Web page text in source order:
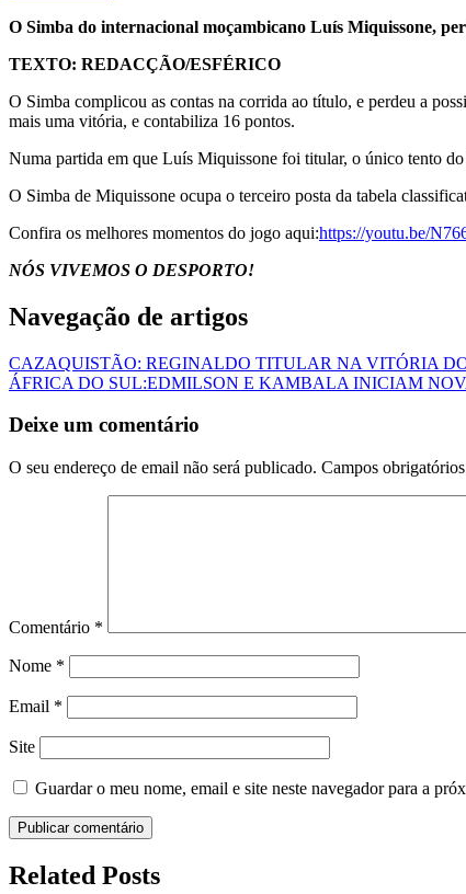
O Simba do internacional moçambicano Luís Miquissone,
TEXTO: REDACÇÃO/ESFÉRICO
O Simba complicou as contas na corrida ao título, e perdeu a
mais uma vitória, e contabiliza 16 pontos.
Numa partida em que Luís Miquissone foi titular, o único tento
O Simba de Miquissone ocupa o terceiro posta da tabela
Confira os melhores momentos do jogo aqui:https://youtu.be/
NÓS VIVEMOS O DESPORTO!
Navegação de artigos
CAZAQUISTÃO: REGINALDO TITULAR NA VITÓRIA
ÁFRICA DO SUL:EDMILSON E KAMBALA INICIAM
Deixe um comentário
O seu endereço de email não será publicado. Campos
Comentário *
Nome *
Email *
Site
Guardar o meu nome, email e site neste navegador para a
Related Posts